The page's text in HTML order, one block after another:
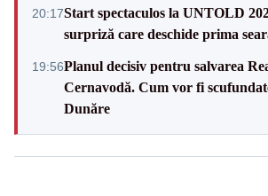
20:17Start spectaculos la UNTOLD
surpriză care deschide prima
19:56Planul decisiv pentru salvarea
Cernavodă. Cum vor fi
Dunăre